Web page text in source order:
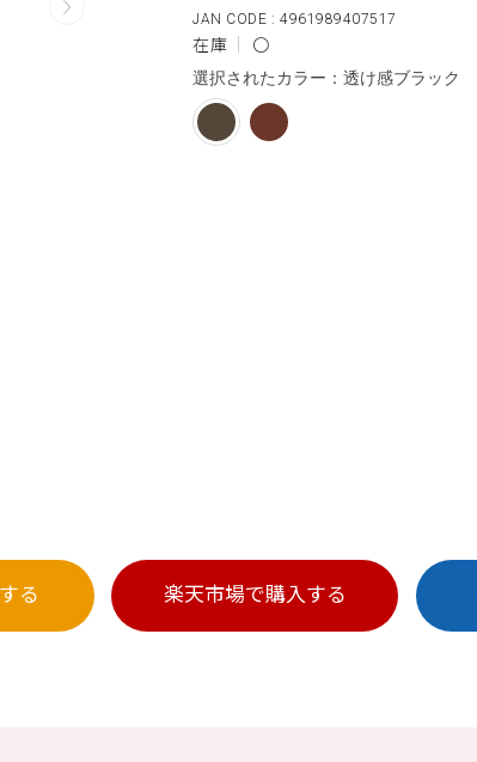
る 楽天市場で購入する
4961989407517
在庫 〇
選択されたカラー：透け感ブラック